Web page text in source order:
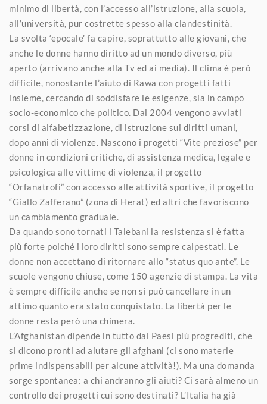
minimo di libertà, con l’accesso all’istruzione, alla scuola,
all’università, pur costrette spesso alla clandestinità.
La svolta ‘epocale’ fa capire, soprattutto alle giovani, che
anche le donne hanno diritto ad un mondo diverso, più
aperto (arrivano anche alla Tv ed ai media). Il clima è però
difficile, nonostante l’aiuto di Rawa con progetti fatti
insieme, cercando di soddisfare le esigenze, sia in campo
socio-economico che politico. Dal 2004 vengono avviati
corsi di alfabetizzazione, di istruzione sui diritti umani,
dopo anni di violenze. Nascono i progetti “Vite preziose” per
donne in condizioni critiche, di assistenza medica, legale e
psicologica alle vittime di violenza, il progetto
“Orfanatrofi” con accesso alle attività sportive, il progetto
“Giallo Zafferano” (zona di Herat) ed altri che favoriscono
un cambiamento graduale.
Da quando sono tornati i Talebani la resistenza si è fatta
più forte poiché i loro diritti sono sempre calpestati. Le
donne non accettano di ritornare allo “status quo ante”. Le
scuole vengono chiuse, come 150 agenzie di stampa. La vita
è sempre difficile anche se non si può cancellare in un
attimo quanto era stato conquistato. La libertà per le
donne resta però una chimera.
L’Afghanistan dipende in tutto dai Paesi più progrediti, che
si dicono pronti ad aiutare gli afghani (ci sono materie
prime indispensabili per alcune attività!). Ma una domanda
sorge spontanea: a chi andranno gli aiuti? Ci sarà almeno un
controllo dei progetti cui sono destinati? L’Italia ha già